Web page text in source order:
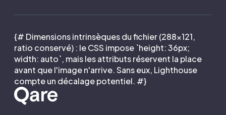
{# Dimensions intrinsèques du fichier (288×121,
ratio conservé) : le CSS impose `height: 36px;
width: auto`, mais les attributs réservent la place
avant que l'image n'arrive. Sans eux, Lighthouse
compte un décalage potentiel. #}